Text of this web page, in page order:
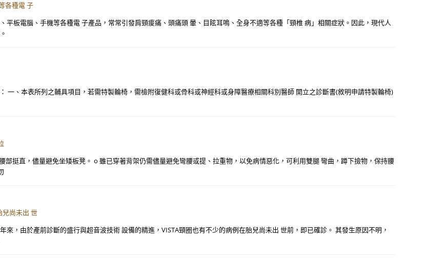
各種電 子
平板電腦、手機等各種電 子產品，常常引發肩頸痠痛、頭痛頭 暈、目眩耳鳴、全身不適等各種「頸椎 病」相關症狀。因此，現代人
一、本表所列之輔具項目，若需特製輪椅，需檢附復健科或骨科或神經科或身障醫療相關科別醫師 開立之診斷書(敘明申請特製輪椅)
部挺直，儘量避免坐矮板凳。 o 雖已穿著背架仍需儘量避免彎腰或提、拉重物，以免病情惡化，可利用雙腿 彎曲，蹲下撿物，保持腰
兒尚未出 世
，由於產前診斷的盛行與超音波技術 設備的精進，VISTA頸圈也有不少的病例在胎兒尚未出 世前，即已確診。 其發生原因不明，